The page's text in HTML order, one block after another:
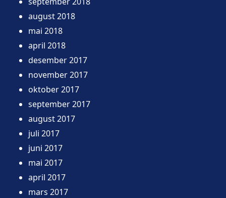
august 2018
mai 2018
april 2018
desember 2017
november 2017
oktober 2017
september 2017
august 2017
juli 2017
juni 2017
mai 2017
april 2017
mars 2017